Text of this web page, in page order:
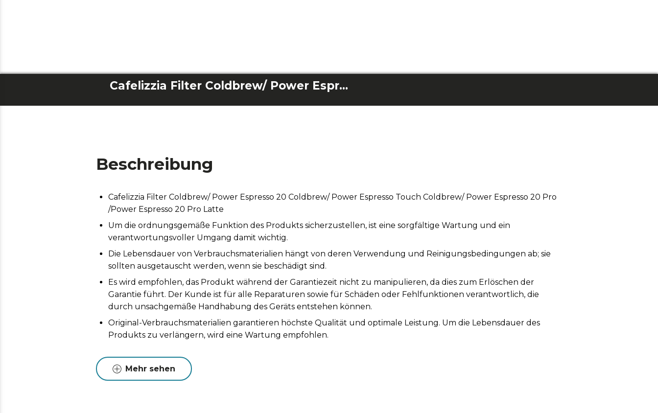
Cafelizzia Filter Coldbrew/ Power Espresso 20 Coldbrew/ Power Espresso Touch Coldbrew/ Power Espresso 20 Pro /Power Espresso 20 Pro Latte
Beschreibung
Cafelizzia Filter Coldbrew/ Power Espresso 20 Coldbrew/ Power Espresso Touch Coldbrew/ Power Espresso 20 Pro
/Power Espresso 20 Pro Latte
Um die ordnungsgemäße Funktion des Produkts sicherzustellen, ist eine sorgfältige Wartung und ein
verantwortungsvoller Umgang damit wichtig.
Die Lebensdauer von Verbrauchsmaterialien hängt von deren Verwendung und Reinigungsbedingungen ab; sie
sollten ausgetauscht werden, wenn sie beschädigt sind.
Es wird empfohlen, das Produkt während der Garantiezeit nicht zu manipulieren, da dies zum Erlöschen der
Garantie führt. Der Kunde ist für alle Reparaturen sowie für Schäden oder Fehlfunktionen verantwortlich, die
durch unsachgemäße Handhabung des Geräts entstehen können.
Original-Verbrauchsmaterialien garantieren höchste Qualität und optimale Leistung. Um die Lebensdauer des
Produkts zu verlängern, wird eine Wartung empfohlen.
Mehr sehen